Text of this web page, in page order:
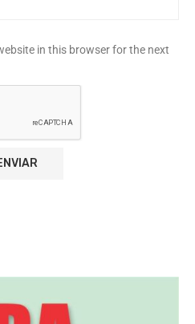
in this browser for the next